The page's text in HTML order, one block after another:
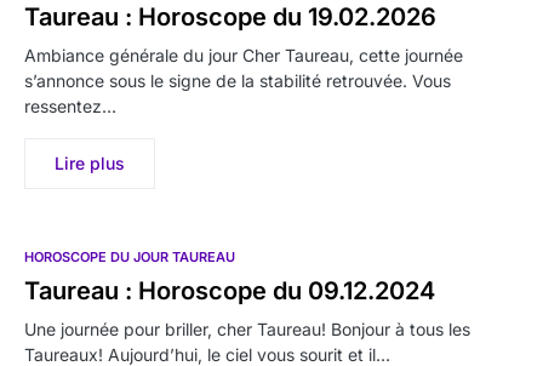
Taureau : Horoscope du 19.02.2026
Ambiance générale du jour Cher Taureau, cette journée
s’annonce sous le signe de la stabilité retrouvée. Vous
ressentez…
Lire plus
HOROSCOPE DU JOUR TAUREAU
Taureau : Horoscope du 09.12.2024
Une journée pour briller, cher Taureau! Bonjour à tous les
Taureaux! Aujourd’hui, le ciel vous sourit et il…